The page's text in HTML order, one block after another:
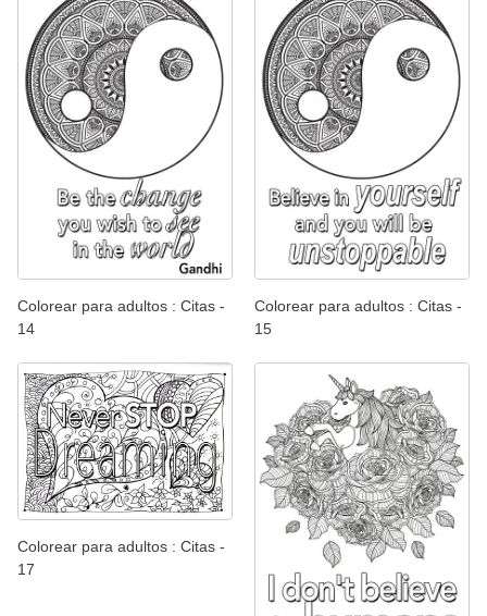
Colorear para adultos : Citas -
14
Colorear para adultos : Citas -
15
Colorear para adultos : Citas -
17